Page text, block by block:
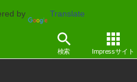
by Translate
検索 Impressサイト